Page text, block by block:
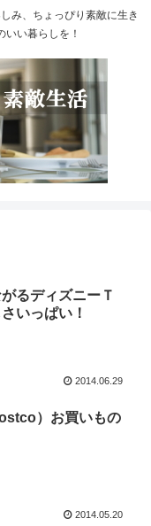
み、ちょっぴり素敵に生き
い暮らしを！
るディズニーＴ
いっぱい！
2014.06.29
）お買いもの
2014.05.20